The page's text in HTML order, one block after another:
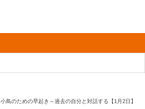
小鳥のための早起き～過去の自分と対話する【1月2日】